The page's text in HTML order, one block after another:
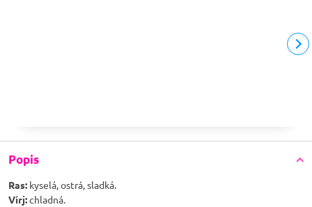
Popis
Ras: kyselá, ostrá, sladká.
Vírj:chladná.